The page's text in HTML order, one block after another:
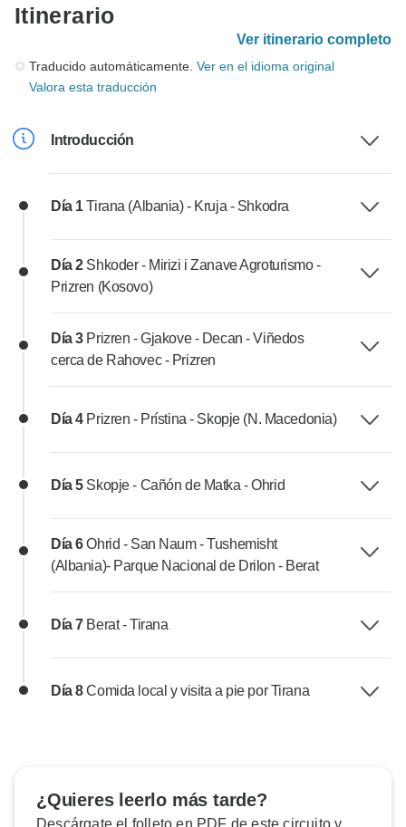
Itinerario
Ver itinerario completo
Traducido automáticamente. Ver en el idioma original
Valora esta traducción
Introducción
Día 1Tirana (Albania) - Kruja - Shkodra
Día 2 Shkoder - Mirizi i Zanave Agroturismo -
Prizren (Kosovo)
Día 3 Prizren - Gjakove - Decan - Viñedos
cerca de Rahovec - Prizren
Día 4 Prizren - Prístina - Skopje (N. Macedonia)
Día 5 Skopje - Cañón de Matka - Ohrid
Día 6Ohrid - San Naum - Tushemisht
(Albania)- Parque Nacional de Drilon - Berat
Día 7 Berat - Tirana
Día 8Comida local y visita a pie por Tirana
¿Quieres leerlo más tarde?